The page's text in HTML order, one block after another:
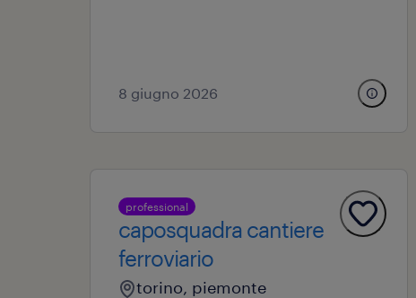
8 giugno 2026
professional
caposquadra cantiere
ferroviario
torino, piemonte